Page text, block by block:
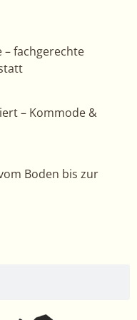
fachgerechte
– Kommode &
Boden bis zur